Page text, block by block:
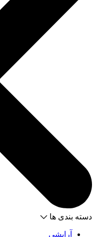
دسته بندی ها
آرایشی